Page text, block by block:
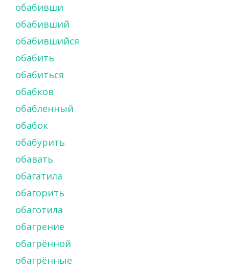
обабивши
обабивший
обабившийся
обабить
обабиться
обабков
обабленный
обабок
обабурить
обавать
обагатила
обагорить
обаготила
обагрение
обагрённой
обагрённые